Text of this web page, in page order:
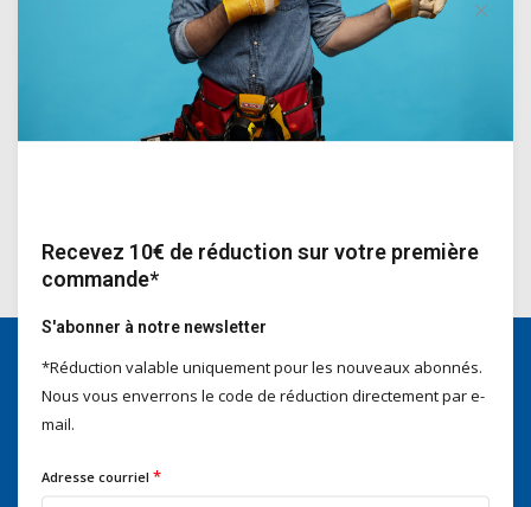
pierre naturelle pour l’intérieur et
l’extérieur. Idéal pour les zones
très sollicitées comme les façades
€125,00
Nous serons heureux d'aider
Recevez 10€ de réduction sur votre première
commande*
S'abonner à notre newsletter
*Réduction valable uniquement pour les nouveaux abonnés.
Nous vous enverrons le code de réduction directement par e-
mail.
Adresse courriel *